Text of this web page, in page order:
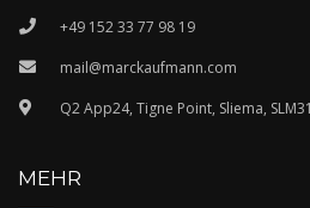
+49 152 33 77 98 19
mail@marckaufmann.com
Q2 App24, Tigne Point, Sliema,
MEHR